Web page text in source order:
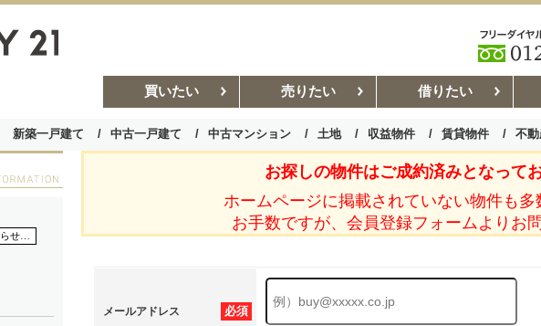
買いたい 売りたい 借りたい
新築一戸建て 中古一戸建て 中古マンション 土地 収益物件 賃貸物件 不
お部屋探しコラム 賃貸管理コ
お探しの物件はご成約済みとなってお
ホームページに掲載されていない物件も多
お手数ですが、会員登録フォームよりお
必須
メールアドレス